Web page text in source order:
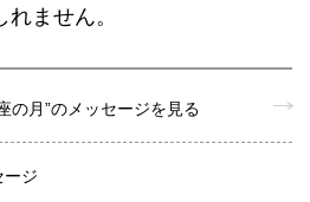
ません。
の月”のメッセージを見る
ジ